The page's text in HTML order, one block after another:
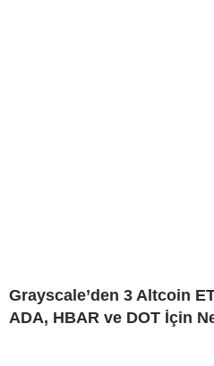
Grayscale’den 3 Altcoin
ADA, HBAR ve DOT İçin